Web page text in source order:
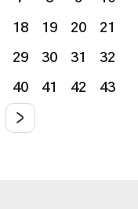
18 19 20 21
29 30 31 32
40 41 42 43